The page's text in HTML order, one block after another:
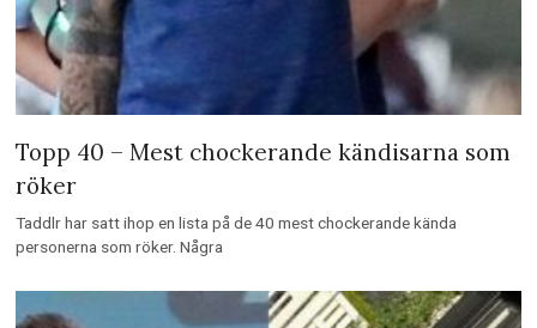
Topp 40 – Mest chockerande kändisarna som
röker
Taddlr har satt ihop en lista på de 40 mest chockerande kända
personerna som röker. Några